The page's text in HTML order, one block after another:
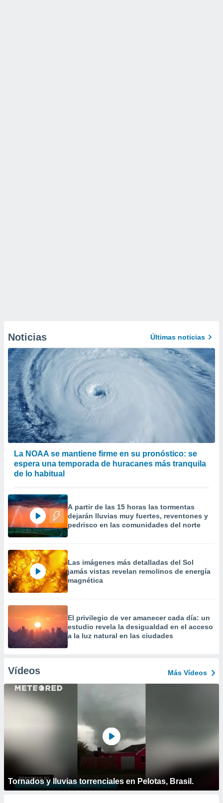
Noticias Últimas noticias
La NOAA se mantiene firme en su pronóstico: se
espera una temporada de huracanes más tranquila
de lo habitual
A partir de las 15 horas las tormentas
dejarán lluvias muy fuertes, reventones y
pedrisco en las comunidades del norte
Las imágenes más detalladas del Sol
jamás vistas revelan remolinos de energía
magnética
El privilegio de ver amanecer cada día: un
estudio revela la desigualdad en el acceso
a la luz natural en las ciudades
Vídeos Más Vídeos
Tornados y lluvias torrenciales en Pelotas, Brasil.